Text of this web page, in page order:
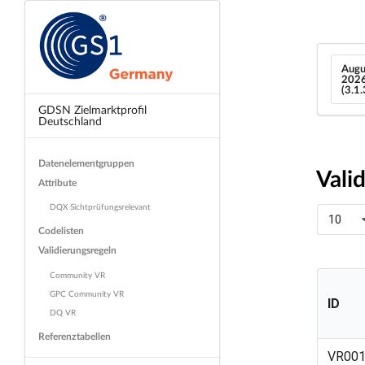
GDSN Zielmarktprofil
Deutschland
Datenelementgruppen
Attribute
DQX Sichtprüfungsrelevant
Codelisten
Validierungsregeln
Community VR
GPC Community VR
DQ VR
Referenztabellen
10
ID